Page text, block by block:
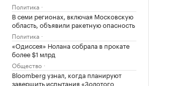
Политика
В семи регионах, включая Московскую
область, объявили ракетную опасность
Политика
«Одиссея» Нолана собрала в прокате
более $1 млрд
Общество
Bloomberg узнал, когда планируют
завершить испытания «Золотого